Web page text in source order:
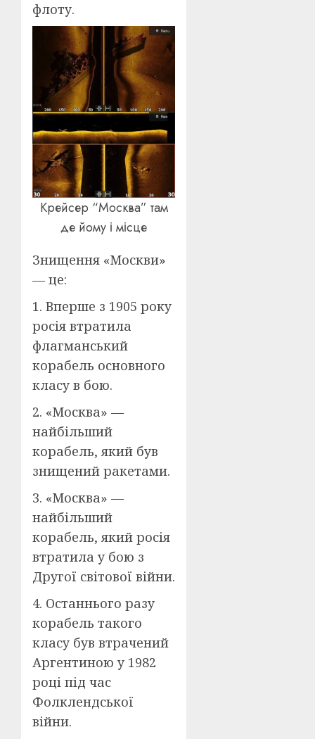
флоту.
Крейсер “Москва” там
де йому і місце
Знищення «Москви»
— це:
1. Вперше з 1905 року
росія втратила
флагманський
корабель основного
класу в бою.
2. «Москва» —
найбільший
корабель, який був
знищений ракетами.
3. «Москва» —
найбільший
корабель, який росія
втратила у бою з
Другої світової війни.
4. Останнього разу
корабель такого
класу був втрачений
Аргентиною у 1982
році під час
Фолклендської
війни.